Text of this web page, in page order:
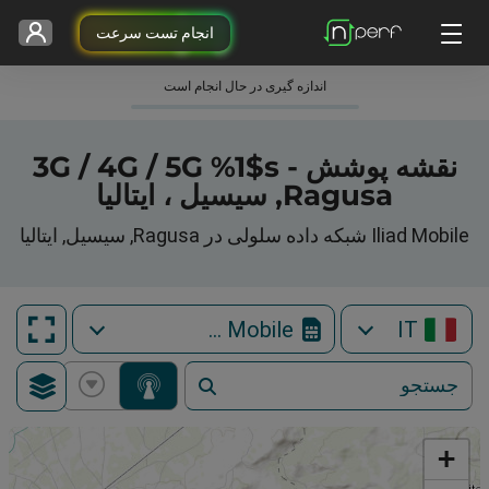
انجام تست سرعت
اندازه گیری در حال انجام است
نقشه پوشش 3G / 4G / 5G %1$s -
Ragusa, سیسیل ، ایتالیا
Iliad Mobile شبکه داده سلولی در Ragusa, سیسیل, ایتالیا
IT
Iliad Mobile
+